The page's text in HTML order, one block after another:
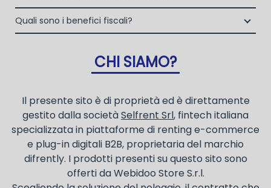
propri clienti.
la consegna a domicilio dei beni
Grenke Italia S.p.A., società specializzata nel settore della
locazione operativa di beni mobili strumentali (B2B),
previa approvazione della richiesta da parte della stessa.
Una volta fatto login vai sull’icona con l’omino e clicca
su "ordini da completare".
Quali sono i benefici fiscali?
ammortamento nel bilancio, poiché i canoni vengono
considerati un servizio. I canoni di noleggio sono
CHI SIAMO?
Il presente sito è di proprietà ed è direttamente
gestito dalla societàSelfrent Srl, fintech italiana
specializzata in piattaforme di renting e-commerce
e plug-in digitali B2B, proprietaria del marchio
difrently. I prodotti presenti su questo sito sono
offerti da Webidoo Store S.r.l.